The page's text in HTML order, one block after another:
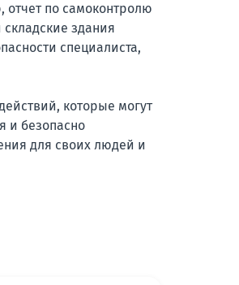
отчет по самоконтролю
здания
специалиста,
которые могут
и безопасно
для своих людей и